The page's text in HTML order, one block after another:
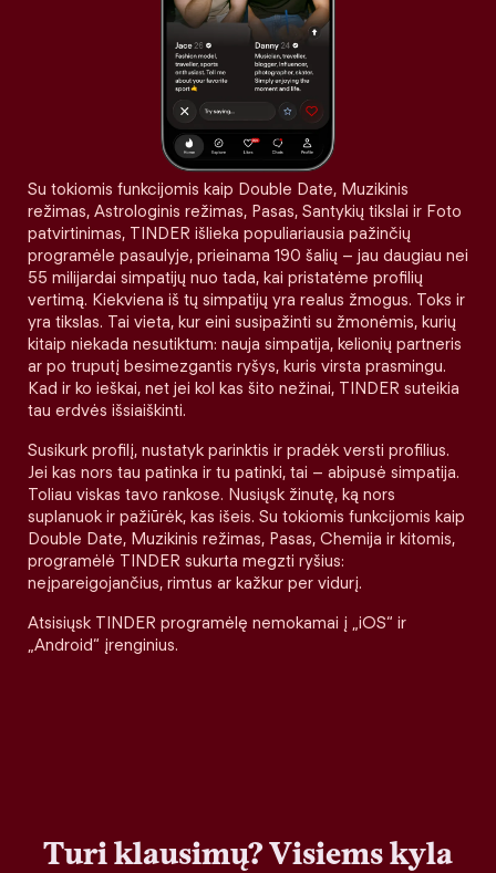
Su tokiomis funkcijomis kaip Double Date, Muzikinis
režimas, Astrologinis režimas, Pasas, Santykių tikslai ir Foto
patvirtinimas, TINDER išlieka populiariausia pažinčių
programėle pasaulyje, prieinama 190 šalių – jau daugiau nei
55 milijardai simpatijų nuo tada, kai pristatėme profilių
vertimą. Kiekviena iš tų simpatijų yra realus žmogus. Toks ir
yra tikslas. Tai vieta, kur eini susipažinti su žmonėmis, kurių
kitaip niekada nesutiktum: nauja simpatija, kelionių partneris
ar po truputį besimezgantis ryšys, kuris virsta prasmingu.
Kad ir ko ieškai, net jei kol kas šito nežinai, TINDER suteikia
tau erdvės išsiaiškinti.
Susikurk profilį, nustatyk parinktis ir pradėk versti profilius.
Jei kas nors tau patinka ir tu patinki, tai – abipusė simpatija.
Toliau viskas tavo rankose. Nusiųsk žinutę, ką nors
suplanuok ir pažiūrėk, kas išeis. Su tokiomis funkcijomis kaip
Double Date, Muzikinis režimas, Pasas, Chemija ir kitomis,
programėlė TINDER sukurta megzti ryšius:
neįpareigojančius, rimtus ar kažkur per vidurį.
Atsisiųsk TINDER programėlę nemokamai į „iOS“ ir
„Android“ įrenginius.
Turi klausimų? Visiems kyla